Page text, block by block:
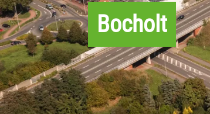
Bocholt